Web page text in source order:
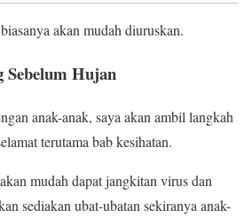
akan mudah diuruskan.
Sebelum Hujan
anak-anak, saya akan ambil langkah
terutama bab kesihatan.
mudah dapat jangkitan virus dan
sediakan ubat-ubatan sekiranya anak-